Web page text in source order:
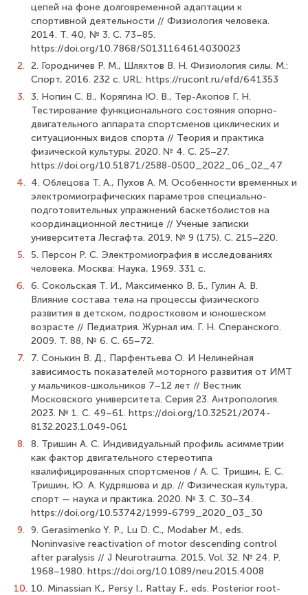
цепей на фоне долговременной адаптации к
спортивной деятельности // Физиология человека.
2014. Т. 40, № 3. С. 73–85.
https://doi.org/10.7868/S0131164614030023
2. 2. Городничев Р. М., Шляхтов В. Н. Физиология силы. М.:
Спорт, 2016. 232 с. URL: https://rucont.ru/efd/641353
3. 3. Нопин С. В., Корягина Ю. В., Тер-Акопов Г. Н.
Тестирование функционального состояния опорно-
двигательного аппарата спортсменов циклических и
ситуационных видов спорта // Теория и практика
физической культуры. 2020. № 4. С. 25–27.
https://doi.org/10.51871/2588-0500_2022_06_02_47
4. 4. Облецова Т. А., Пухов А. М. Особенности временных и
электромиографических параметров специально-
подготовительных упражнений баскетболистов на
координационной лестнице // Ученые записки
университета Лесгафта. 2019. № 9 (175). С. 215–220.
5. 5. Персон Р. С. Электромиография в исследованиях
человека. Москва: Наука, 1969. 331 с.
6. 6. Сокольская Т. И., Максименко В. Б., Гулин А. В.
Влияние состава тела на процессы физического
развития в детском, подростковом и юношеском
возрасте // Педиатрия. Журнал им. Г. Н. Сперанского.
2009. Т. 88, № 6. С. 65–72.
7.
7. Сонькин В. Д., Парфентьева О. И Нелинейная
зависимость показателей моторного развития от ИМТ
у мальчиков-школьников 7–12 лет // Вестник
Московского университета. Серия 23. Антропология.
2023. № 1. С. 49–61. https://doi.org/10.32521/2074-
8132.2023.1.049-061
8. 8. Тришин А. С. Индивидуальный профиль асимметрии
как фактор двигательного стереотипа
квалифицированных спортсменов / А. С. Тришин, Е. С.
Тришин, Ю. А. Кудряшова и др. // Физическая культура,
спорт — наука и практика. 2020. № 3. С. 30–34.
https://doi.org/10.53742/1999-6799_2020_03_30
9. 9. Gerasimenko Y. P., Lu D. C., Modaber M., eds.
Noninvasive reactivation of motor descending control
after paralysis // J Neurotrauma. 2015. Vol. 32. № 24. Р.
1968–1980. https://doi.org/10.1089/neu.2015.4008
10. 10. Minassian K., Persy I., Rattay F., eds. Posterior root-